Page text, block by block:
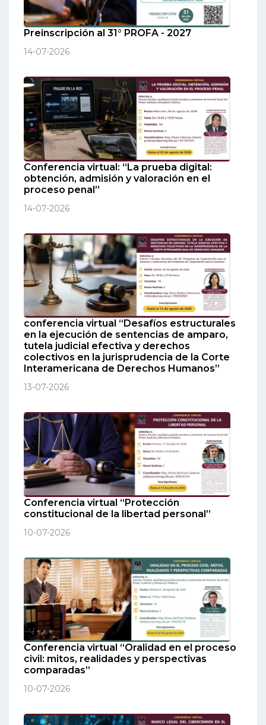
Preinscripción al 31° PROFA - 2027
14-07-2026
Conferencia virtual: “La prueba digital:
obtención, admisión y valoración en el
proceso penal”
14-07-2026
conferencia virtual “Desafíos estructurales
en la ejecución de sentencias de amparo,
tutela judicial efectiva y derechos
colectivos en la jurisprudencia de la Corte
Interamericana de Derechos Humanos”
13-07-2026
Conferencia virtual “Protección
constitucional de la libertad personal”
10-07-2026
Conferencia virtual “Oralidad en el proceso
civil: mitos, realidades y perspectivas
comparadas”
10-07-2026